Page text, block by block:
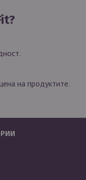
на продуктите.